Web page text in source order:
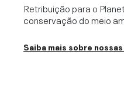
Retribuição para o
conservação do meio
Saiba mais sobre